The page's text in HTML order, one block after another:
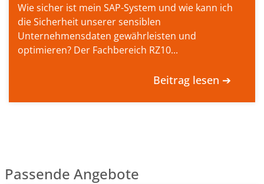
Wie sicher ist mein SAP-System und wie kann ich
die Sicherheit unserer sensiblen
Unternehmensdaten gewährleisten und
optimieren? Der Fachbereich RZ10...
Beitrag lesen ➔
Passende Angebote